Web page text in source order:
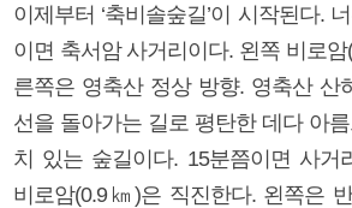
이제부터 ‘축비솔숲길’이 시작된다.
이면 축서암 사거리이다. 왼쪽 비로암
른쪽은 영축산 정상 방향. 영축산 산
선을 돌아가는 길로 평탄한 데다 아
치 있는 숲길이다. 15분쯤이면 사거
비로암(0.9㎞)은 직진한다. 왼쪽은